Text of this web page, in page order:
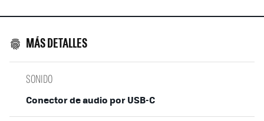
MÁS DETALLES
SONIDO
Conector de audio por USB-C